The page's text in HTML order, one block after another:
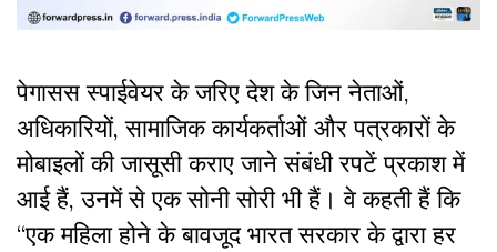
पेगासस स्पाईवेयर के जरिए देश के जिन नेताओं,
अधिकारियों, सामाजिक कार्यकर्ताओं और पत्रकारों के
मोबाइलों की जासूसी कराए जाने संबंधी रपटें प्रकाश में
आई हैं, उनमें से एक सोनी सोरी भी हैं। वे कहती हैं कि
“एक महिला होने के बावजूद भारत सरकार के द्वारा हर